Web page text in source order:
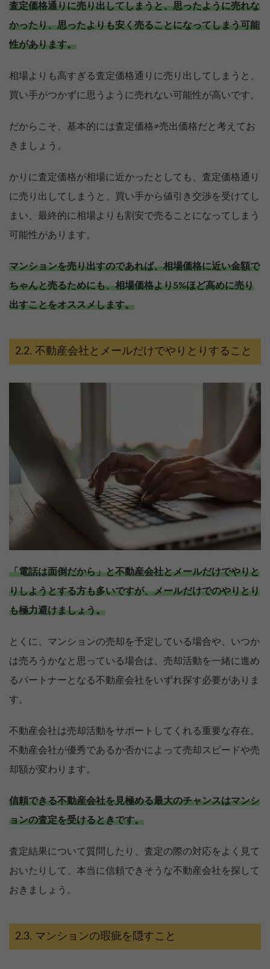
査定価格通りに売り出してしまうと、思ったように売れな
かったり、思ったよりも安く売ることになってしまう可能
性があります。
相場よりも高すぎる査定価格通りに売り出してしまうと、
買い手がつかずに思うように売れない可能性が高いです。
だからこそ、基本的には査定価格≠売出価格だと考えてお
きましょう。
かりに査定価格が相場に近かったとしても、査定価格通り
に売り出してしまうと、買い手から値引き交渉を受けてし
まい、最終的に相場よりも割安で売ることになってしまう
可能性があります。
マンションを売り出すのであれば、相場価格に近い金額で
ちゃんと売るためにも、相場価格より5%ほど高めに売り
出すことをオススメします。
不動産会社とメールだけでやりとりすること
「電話は面倒だから」と不動産会社とメールだけでやりと
りしようとする方も多いですが、メールだけでのやりとり
も極力避けましょう。
とくに、マンションの売却を予定している場合や、いつか
は売ろうかなと思っている場合は、売却活動を一緒に進め
るパートナーとなる不動産会社をいずれ探す必要がありま
す。
不動産会社は売却活動をサポートしてくれる重要な存在。
不動産会社が優秀であるか否かによって売却スピードや売
却額が変わります。
信頼できる不動産会社を見極める最大のチャンスはマンシ
ョンの査定を受けるときです。
査定結果について質問したり、査定の際の対応をよく見て
おいたりして、本当に信頼できそうな不動産会社を探して
おきましょう。
マンションの瑕疵を隠すこと